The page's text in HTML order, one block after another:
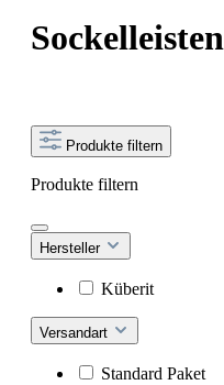
Sockelleisten
Produkte filtern
Produkte filtern
Hersteller
Küberit
Versandart
Standard Paket